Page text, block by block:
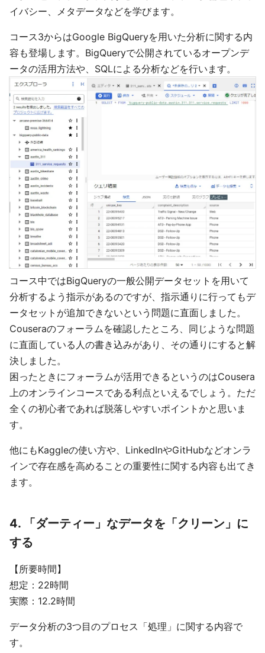
イバシー、メタデータなどを学びます。
コース3からはGoogle BigQueryを用いた分析に関する内
容も登場します。BigQueryで公開されているオープンデ
ータの活用方法や、SQLによる分析などを行います。
コース中ではBigQueryの一般公開データセットを用いて
分析するよう指示があるのですが、指示通りに行ってもデ
ータセットが追加できないという問題に直面しました。
Couseraのフォーラムを確認したところ、同じような問題
に直面している人の書き込みがあり、その通りにすると解
決しました。
困ったときにフォーラムが活用できるというのはCousera
上のオンラインコースである利点といえるでしょう。ただ
全くの初心者であれば脱落しやすいポイントかと思いま
す。
他にもKaggleの使い方や、LinkedInやGitHubなどオンラ
インで存在感を高めることの重要性に関する内容も出てき
ます。
4. 「ダーティー」なデータを「クリーン」に
する
【所要時間】
想定：22時間
実際：12.2時間
データ分析の3つ目のプロセス「処理」に関する内容で
す。